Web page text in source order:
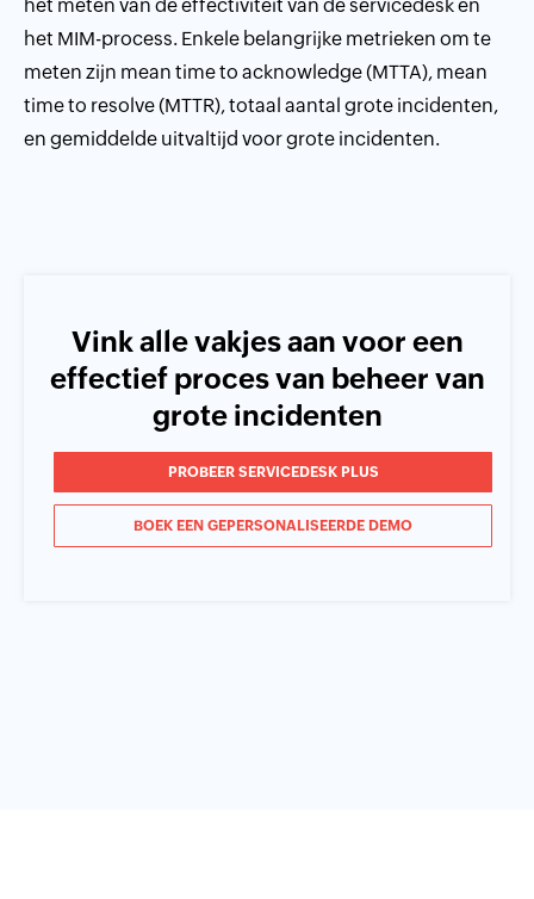
het meten van de effectiviteit van de servicedesk en
het MIM-process. Enkele belangrijke metrieken om te
meten zijn mean time to acknowledge (MTTA), mean
time to resolve (MTTR), totaal aantal grote incidenten,
en gemiddelde uitvaltijd voor grote incidenten.
Vink alle vakjes aan voor een
effectief proces van beheer van
grote incidenten
PROBEER SERVICEDESK PLUS
BOEK EEN GEPERSONALISEERDE DEMO